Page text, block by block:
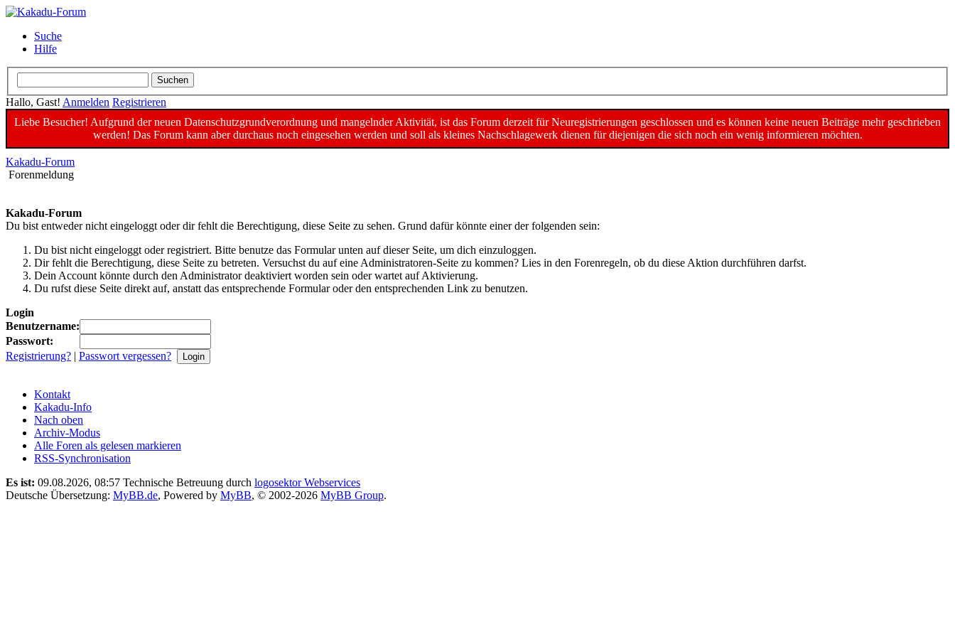
Suche
Hilfe
Hallo, Gast! Anmelden Registrieren
Liebe Besucher! Aufgrund der neuen Datenschutzgrundverordnung und mangelnder Aktivität, ist das Forum derzeit für Neuregistrierungen geschlossen und es können keine neuen Beiträge mehr geschrieben
werden! Das Forum kann aber durchaus noch eingesehen werden und soll als kleines Nachschlagewerk dienen für diejenigen die sich noch ein wenig informieren möchten.
Kakadu-Forum
Forenmeldung
Kakadu-Forum
Du bist entweder nicht eingeloggt oder dir fehlt die Berechtigung, diese Seite zu sehen. Grund dafür könnte einer der folgenden sein:
Du bist nicht eingeloggt oder registriert. Bitte benutze das Formular unten auf dieser Seite, um dich einzuloggen.
Dir fehlt die Berechtigung, diese Seite zu betreten. Versuchst du auf eine Administratoren-Seite zu kommen? Lies in den Forenregeln, ob du diese Aktion durchführen darfst.
Dein Account könnte durch den Administrator deaktiviert worden sein oder wartet auf Aktivierung.
Du rufst diese Seite direkt auf, anstatt das entsprechende Formular oder den entsprechenden Link zu benutzen.
Login
Benutzername:
Passwort:
Registrierung? | Passwort vergessen?
Kontakt
Kakadu-Info
Nach oben
Archiv-Modus
Alle Foren als gelesen markieren
RSS-Synchronisation
Es ist: 09.08.2026, 08:57 Technische Betreuung durch logosektor Webservices
Deutsche Übersetzung: MyBB.de, Powered by MyBB, © 2002-2026 MyBB Group.